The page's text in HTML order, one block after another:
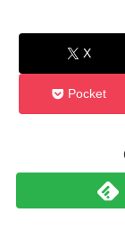
X
Pocket